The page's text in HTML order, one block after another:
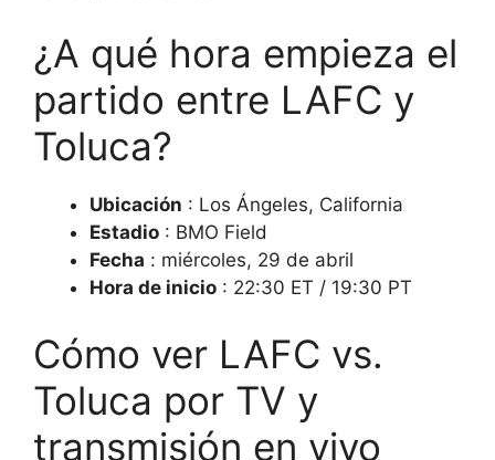
¿A qué hora empieza el
partido entre LAFC y
Toluca?
Ubicación : Los Ángeles, California
Estadio : BMO Field
Fecha : miércoles, 29 de abril
Hora de inicio : 22:30 ET / 19:30 PT
Cómo ver LAFC vs.
Toluca por TV y
transmisión en vivo